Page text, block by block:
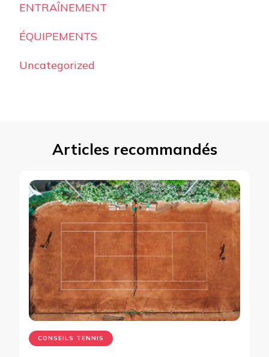
ENTRAÎNEMENT
ÉQUIPEMENTS
Uncategorized
Articles recommandés
CONSEILS TENNIS